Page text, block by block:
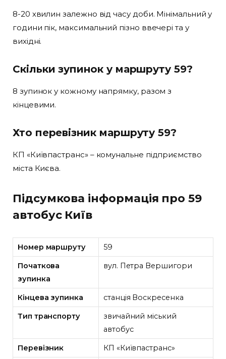
8-20 хвилин залежно від часу доби. Мінімальний у
години пік, максимальний пізно ввечері та у
вихідні.
Скільки зупинок у маршруту 59?
8 зупинок у кожному напрямку, разом з
кінцевими.
Хто перевізник маршруту 59?
КП «Київпастранс» – комунальне підприємство
міста Києва.
Підсумкова інформація про 59
автобус Київ
Номер маршруту 59
Початкова
зупинка
вул. Петра Вершигори
Кінцева зупинка станція Воскресенка
Тип транспорту
звичайний міський
автобус
Перевізник КП «Київпастранс»